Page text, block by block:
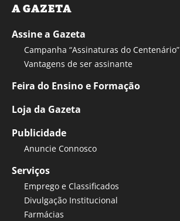
A GAZETA
Assine a Gazeta
Campanha “Assinaturas do Centenário”
Vantagens de ser assinante
Feira do Ensino e Formação
Loja da Gazeta
Publicidade
Anuncie Connosco
Serviços
Emprego e Classificados
Divulgação Institucional
Farmácias